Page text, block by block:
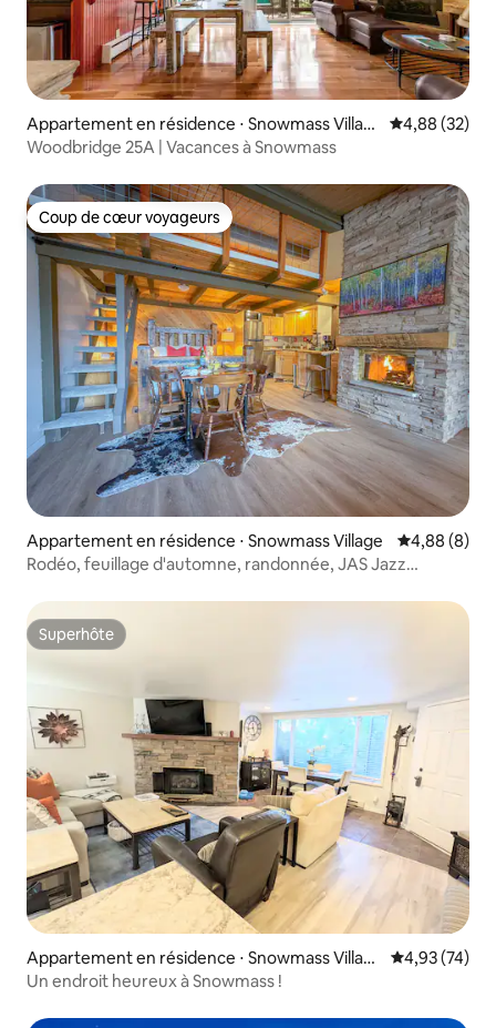
Appartement en résidence ⋅ Snowmass Villag
e
Évaluation
4,88 (32)
Woodbridge 25A | Vacances à Snowmass
Coup de cœur voyageurs
Coup de cœur voyageurs
Appartement en résidence ⋅ Snowmass Village Évaluation
4,88 (8)
Rodéo, feuillage d'automne, randonnée, JAS Jazz
Superhôte
Superhôte
Appartement en résidence ⋅ Snowmass Villag
e
Évaluation
4,93 (74)
Un endroit heureux à Snowmass !